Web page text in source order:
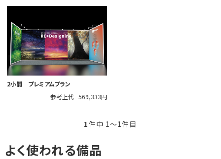
2小間 プレミアムプラン
参考上代 569,333円
1件中 1〜1件目
よく使われる備品